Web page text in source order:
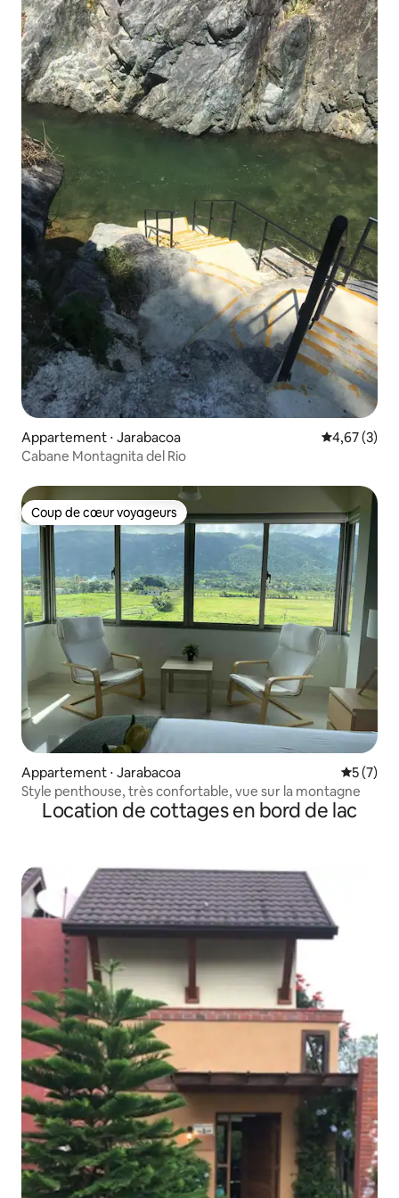
Appartement ⋅ Jarabacoa Évaluation
4,67 (3)
Cabane Montagnita del Rio
Coup de cœur voyageurs
Coup de cœur voyageurs
Appartement ⋅ Jarabacoa
5 (7)
Style penthouse, très confortable, vue sur la montagne
Location de cottages en bord de lac